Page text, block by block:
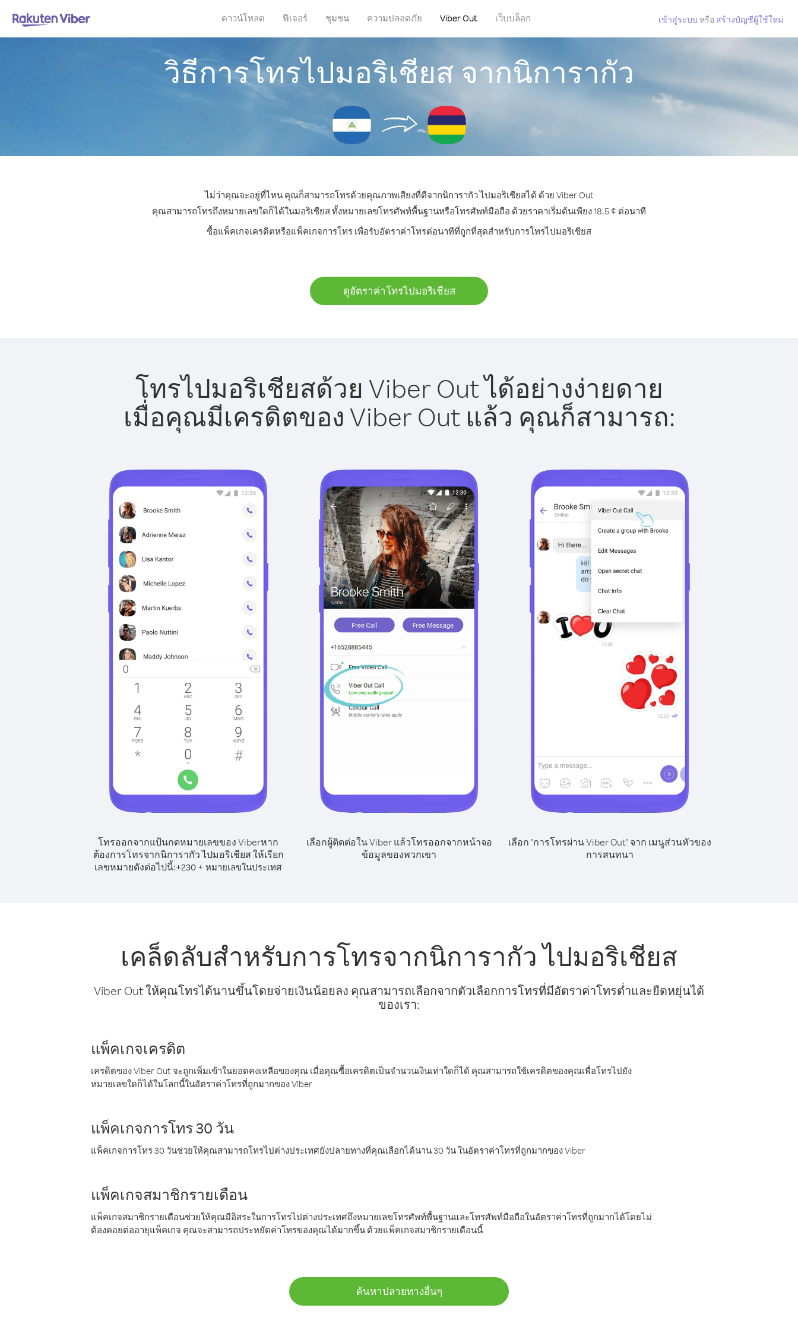
ดาวน์โหลด ฟีเจอร์ ชุมชน ความปลอดภัย Viber Out เว็บบล็อก เข้าสู่ระบบ หรือ สร้างบัญชีผู้ใช้ใหม่
วิธีการโทรไปมอริเชียส จากนิการากัว
ไม่ว่าคุณจะอยู่ที่ไหน คุณก็สามารถโทรด้วยคุณภาพเสียงที่ดีจากนิการากัว ไปมอริเชียสได้ ด้วย Viber Out
คุณสามารถโทรถึงหมายเลขใดก็ได้ในมอริเชียส ทั้งหมายเลขโทรศัพท์พื้นฐานหรือโทรศัพท์มือถือ ด้วยราคาเริ่มต้นเพียง 18.5 ¢ ต่อนาที
ซื้อแพ็คเกจเครดิตหรือแพ็คเกจการโทร เพื่อรับอัตราค่าโทรต่อนาทีที่ถูกที่สุดสำหรับการโทรไปมอริเชียส
ดูอัตราค่าโทรไปมอริเชียส
โทรไปมอริเชียสด้วย Viber Out ได้อย่างง่ายดาย
เมื่อคุณมีเครดิตของ Viber Out แล้ว คุณก็สามารถ:
โทรออกจากแป้นกดหมายเลขของ Viberหาก
ต้องการโทรจากนิการากัว ไปมอริเชียส ให้เรียก
เลขหมายดังต่อไปนี้:+230 + หมายเลขในประเทศ
เลือกผู้ติดต่อใน Viber แล้วโทรออกจากหน้าจอ
ข้อมูลของพวกเขา
เลือก "การโทรผ่าน Viber Out" จาก เมนูส่วนหัวของ
การสนทนา
เคล็ดลับสำหรับการโทรจากนิการากัว ไปมอริเชียส
Viber Out ให้คุณโทรได้นานขึ้นโดยจ่ายเงินน้อยลง คุณสามารถเลือกจากตัวเลือกการโทรที่มีอัตราค่าโทรต่ำและยืดหยุ่นได้
ของเรา:
แพ็คเกจเครดิต
เครดิตของ Viber Out จะถูกเพิ่มเข้าในยอดคงเหลือของคุณ เมื่อคุณซื้อเครดิตเป็นจำนวนเงินเท่าใดก็ได้ คุณสามารถใช้เครดิตของคุณเพื่อโทรไปยัง
หมายเลขใดก็ได้ในโลกนี้ในอัตราค่าโทรที่ถูกมากของ Viber
แพ็คเกจการโทร 30 วัน
แพ็คเกจการโทร 30 วันช่วยให้คุณสามารถโทรไปต่างประเทศยังปลายทางที่คุณเลือกได้นาน 30 วัน ในอัตราค่าโทรที่ถูกมากของ Viber
แพ็คเกจสมาชิกรายเดือน
แพ็คเกจสมาชิกรายเดือนช่วยให้คุณมีอิสระในการโทรไปต่างประเทศถึงหมายเลขโทรศัพท์พื้นฐานและโทรศัพท์มือถือในอัตราค่าโทรที่ถูกมากได้โดยไม่
ต้องคอยต่ออายุแพ็คเกจ คุณจะสามารถประหยัดค่าโทรของคุณได้มากขึ้น ด้วยแพ็คเกจสมาชิกรายเดือนนี้
ค้นหาปลายทางอื่นๆ